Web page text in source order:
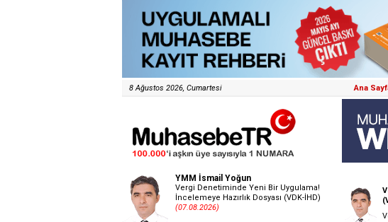
8 Ağustos 2026, Cumartesi Ana
YMM İsmail Yoğun
Vergi Denetiminde Yeni Bir Uygulama!
İncelemeye Hazırlık Dosyası (VDK-İHD)
(07.08.2026)